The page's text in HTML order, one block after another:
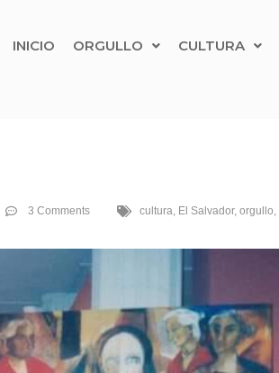
INICIO ORGULLO CULTURA
3 Comments cultura El Salvador, orgullo